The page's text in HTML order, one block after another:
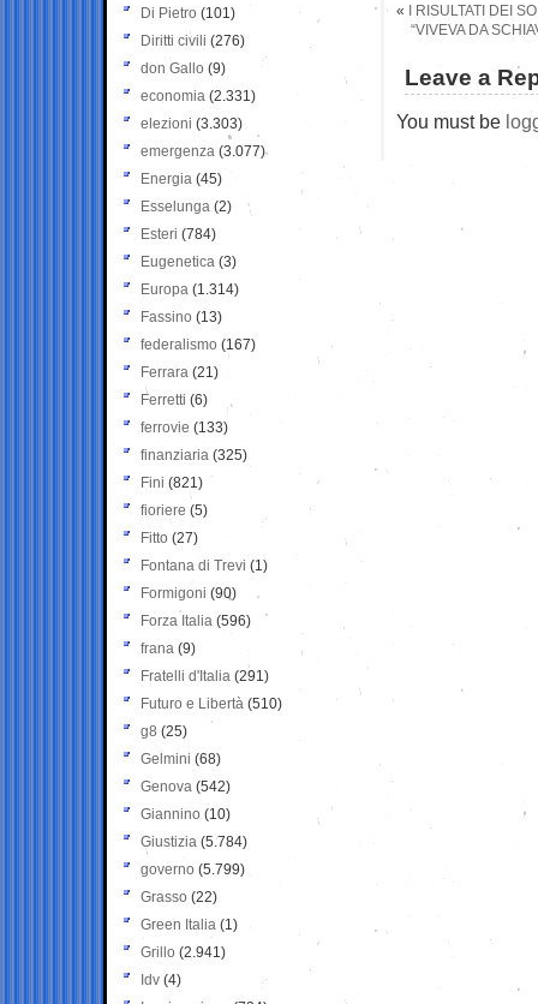
«
I RISULTATI DEI
“VIVEVA DA
Leave a
You must be
Di Pietro (101)
Diritti civili (276)
don Gallo (9)
economia (2.331)
elezioni (3.303)
emergenza (3.077)
Energia (45)
Esselunga (2)
Esteri (784)
Eugenetica (3)
Europa (1.314)
Fassino (13)
federalismo (167)
Ferrara (21)
Ferretti (6)
ferrovie (133)
finanziaria (325)
Fini (821)
fioriere (5)
Fitto (27)
Fontana di Trevi (1)
Formigoni (90)
Forza Italia (596)
frana (9)
Fratelli d'Italia (291)
Futuro e Libertà (510)
g8 (25)
Gelmini (68)
Genova (542)
Giannino (10)
Giustizia (5.784)
governo (5.799)
Grasso (22)
Green Italia (1)
Grillo (2.941)
Idv (4)